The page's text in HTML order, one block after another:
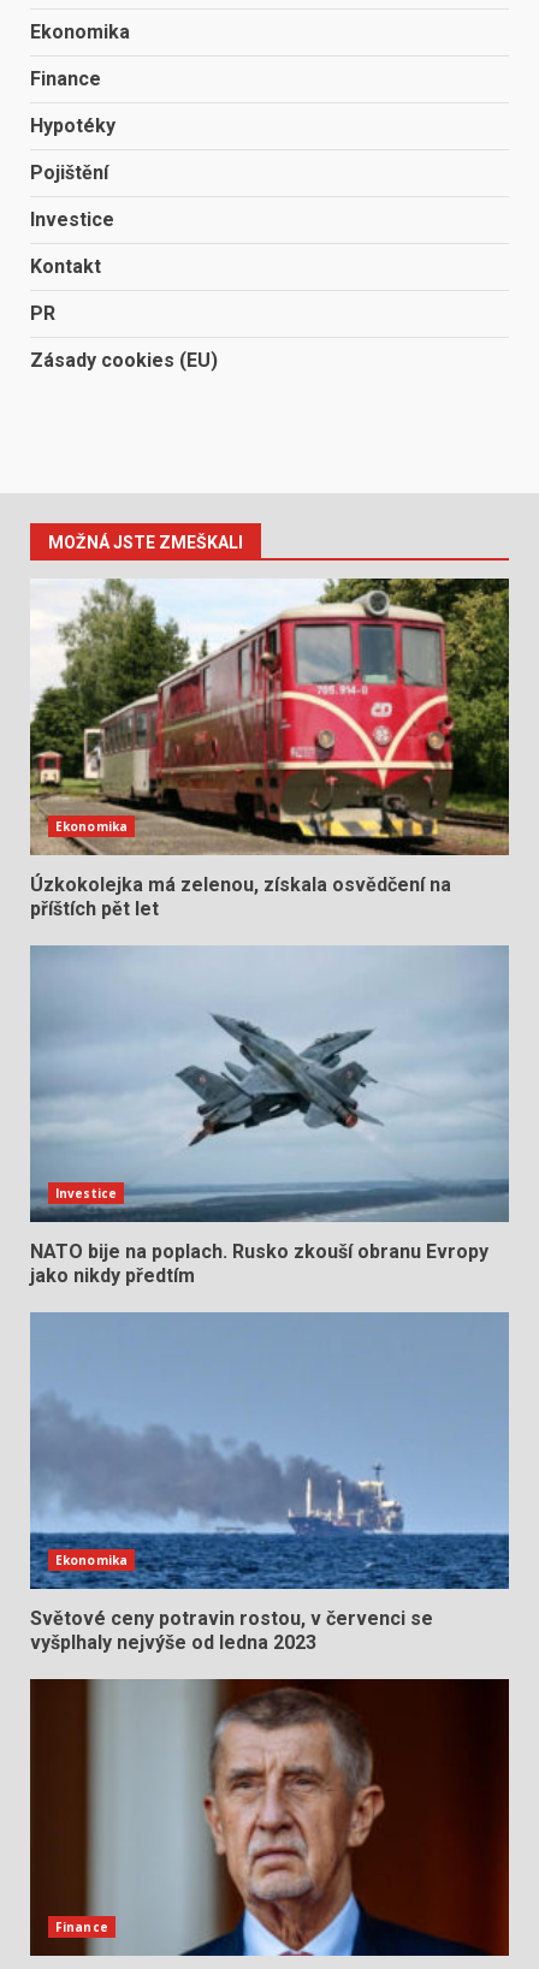
Ekonomika
Finance
Hypotéky
Pojištění
Investice
Kontakt
PR
Zásady cookies (EU)
MOŽNÁ JSTE ZMEŠKALI
Ekonomika
Úzkokolejka má zelenou, získala osvědčení na
příštích pět let
Investice
NATO bije na poplach. Rusko zkouší obranu Evropy
jako nikdy předtím
Ekonomika
Světové ceny potravin rostou, v červenci se
vyšplhaly nejvýše od ledna 2023
Finance